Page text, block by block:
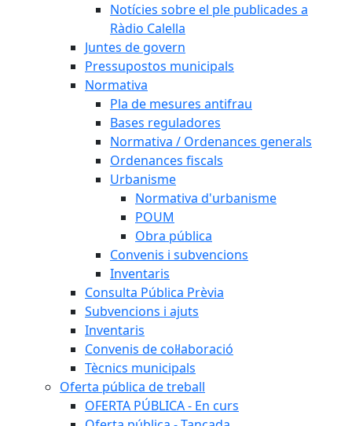
Notícies sobre el ple publicades a
Ràdio Calella
Juntes de govern
Pressupostos municipals
Normativa
Pla de mesures antifrau
Bases reguladores
Normativa / Ordenances generals
Ordenances fiscals
Urbanisme
Normativa d'urbanisme
POUM
Obra pública
Convenis i subvencions
Inventaris
Consulta Pública Prèvia
Subvencions i ajuts
Inventaris
Convenis de col·laboració
Tècnics municipals
Oferta pública de treball
OFERTA PÚBLICA - En curs